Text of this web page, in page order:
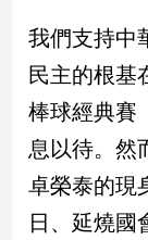
治
焦
點
品
觀
民
我們支持中
民主的根基
棒球經典賽
息以待。然
卓榮泰的現
日、延燒國